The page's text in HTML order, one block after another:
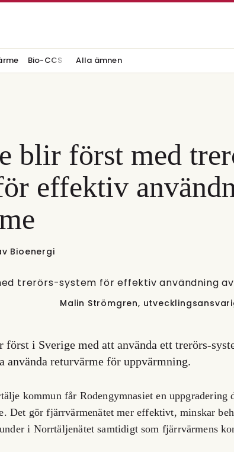
Bio-CCS Alla ämnen
blir först med
effektiv
Bioenergi
Malin Strömgren,
i Sverige med att använda ett trerörs-
använda returvärme för uppvärmning.
kommun får Rodengymnasiet en uppgradering
Det gör fjärrvärmenätet mer effektivt, minskar
i Norrtäljenätet samtidigt som fjärrvärmens